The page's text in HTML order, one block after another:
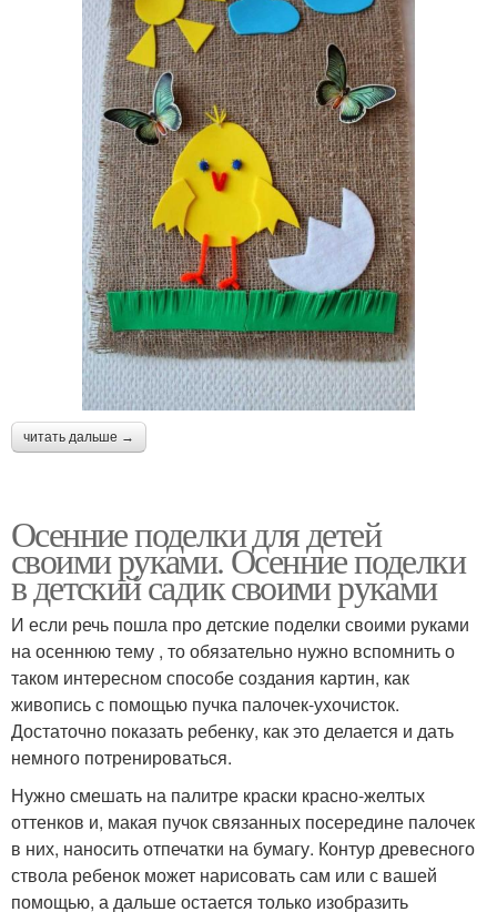
читать дальше →
Осенние поделки для детей
своими руками. Осенние поделки
в детский садик своими руками
И если речь пошла про детские поделки своими руками
на осеннюю тему , то обязательно нужно вспомнить о
таком интересном способе создания картин, как
живопись с помощью пучка палочек-ухочисток.
Достаточно показать ребенку, как это делается и дать
немного потренироваться.
Нужно смешать на палитре краски красно-желтых
оттенков и, макая пучок связанных посередине палочек
в них, наносить отпечатки на бумагу. Контур древесного
ствола ребенок может нарисовать сам или с вашей
помощью, а дальше остается только изобразить